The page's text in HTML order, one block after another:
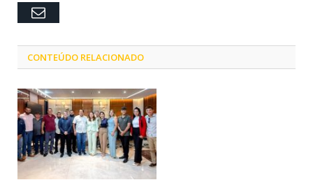
Email
CONTEÚDO RELACIONADO